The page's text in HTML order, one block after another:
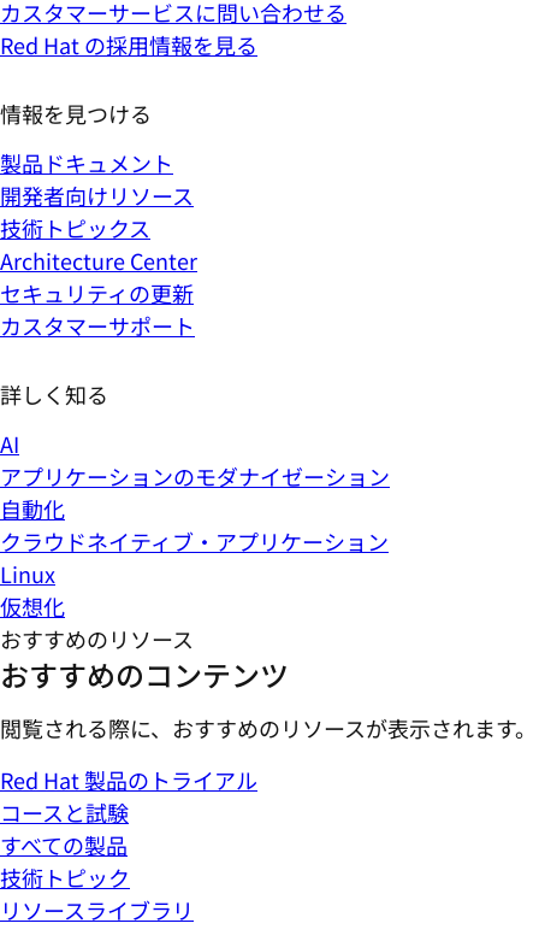
カスタマーサービスに問い合わせる
Red Hat の採用情報を見る
情報を見つける
製品ドキュメント
開発者向けリソース
技術トピックス
Architecture Center
セキュリティの更新
カスタマーサポート
詳しく知る
AI
アプリケーションのモダナイゼーション
自動化
クラウドネイティブ・アプリケーション
Linux
仮想化
おすすめのリソース
おすすめのコンテンツ
閲覧される際に、おすすめのリソースが表示されます。
Red Hat 製品のトライアル
コースと試験
すべての製品
技術トピック
リソースライブラリ